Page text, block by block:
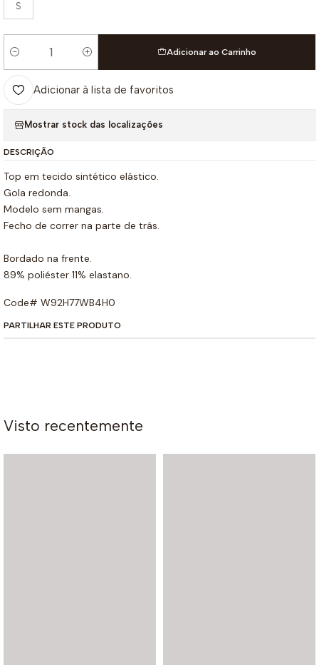
S
Quantidade
Adicionar ao Carrinho
Adicionar à lista de favoritos
Mostrar stock das localizações
DESCRIÇÃO
Top em tecido sintético elástico.
Gola redonda.
Modelo sem mangas.
Fecho de correr na parte de trás.
Bordado na frente.
89% poliéster 11% elastano.
Code# W92H77WB4H0
PARTILHAR ESTE PRODUTO
Visto recentemente